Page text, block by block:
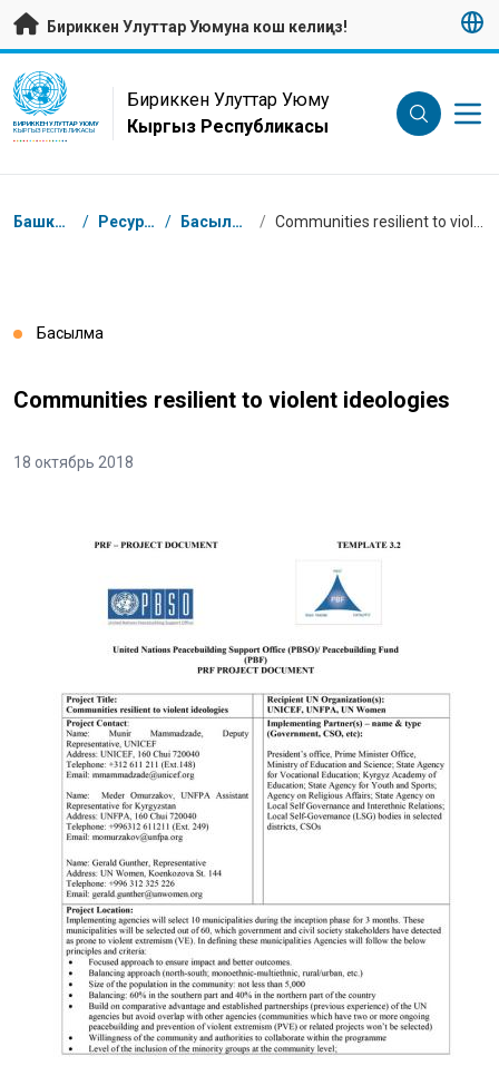
Негизги мазмунуна өтүү
Бириккен Улуттар Уюмуна кош келиңиз!
UN Logo
БИРИККЕН УЛУТТАР УЮМУ
КЫРГЫЗ РЕСПУБЛИКАСЫ
Бириккен Улуттар Уюму
Кыргыз Республикасы
Breadcrumb
Башкы бет / Ресурстар / Басылмалар /
Басылма
Communities resilient to violent ideologies
18 октябрь 2018